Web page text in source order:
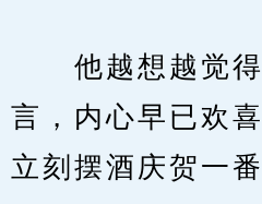
他越想越觉得
言，内心早已欢
立刻摆酒庆贺一番